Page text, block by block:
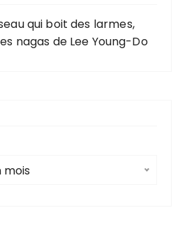
qui boit des larmes,
nagas de Lee Young-Do
mois